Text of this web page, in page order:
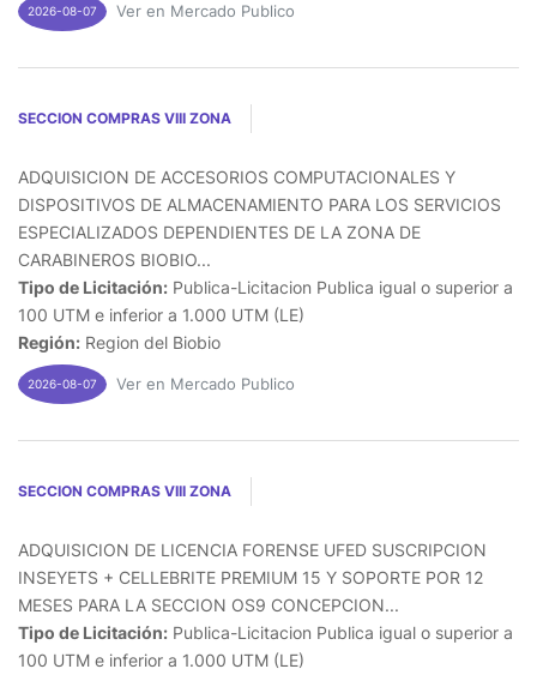
2026-08-07 Ver en Mercado Publico
SECCION COMPRAS VIII ZONA
ADQUISICION DE ACCESORIOS COMPUTACIONALES Y
DISPOSITIVOS DE ALMACENAMIENTO PARA LOS SERVICIOS
ESPECIALIZADOS DEPENDIENTES DE LA ZONA DE
CARABINEROS BIOBIO...
Tipo de Licitación: Publica-Licitacion Publica igual o superior a
100 UTM e inferior a 1.000 UTM (LE)
Región: Region del Biobio
2026-08-07 Ver en Mercado Publico
SECCION COMPRAS VIII ZONA
ADQUISICION DE LICENCIA FORENSE UFED SUSCRIPCION
INSEYETS + CELLEBRITE PREMIUM 15 Y SOPORTE POR 12
MESES PARA LA SECCION OS9 CONCEPCION...
Tipo de Licitación: Publica-Licitacion Publica igual o superior a
100 UTM e inferior a 1.000 UTM (LE)